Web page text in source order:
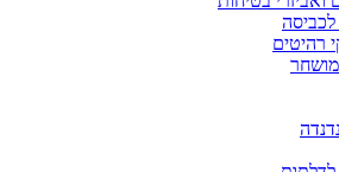
לכביסה
רהיטים
מושחר